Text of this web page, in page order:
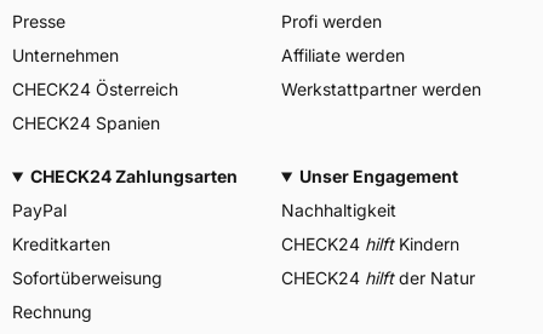
Presse
Unternehmen
CHECK24 Österreich
CHECK24 Spanien
Profi werden
Affiliate werden
Werkstattpartner werden
CHECK24 Zahlungsarten
PayPal
Kreditkarten
Sofortüberweisung
Rechnung
Unser Engagement
Nachhaltigkeit
CHECK24 hilftKindern
CHECK24 hilftder Natur